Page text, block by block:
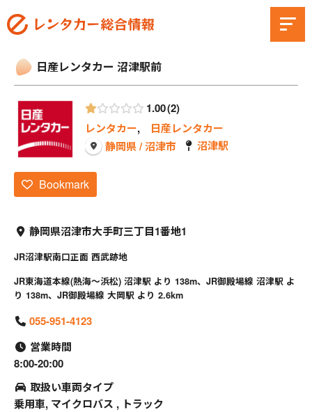
日産レンタカー 沼津駅前
1.00 2
レンタカー, 日産レンタカー
静岡県 / 沼津市
沼津駅
Bookmark
静岡県沼津市大手町三丁目1番地1
JR沼津駅南口正面 西武跡地
JR東海道本線(熱海～浜松) 沼津駅 より 138m、JR御殿場線 沼津駅 よ
り 138m、JR御殿場線 大岡駅 より 2.6km
055-951-4123
営業時間
8:00-20:00
取扱い車両タイプ
乗用車, マイクロバス , トラック